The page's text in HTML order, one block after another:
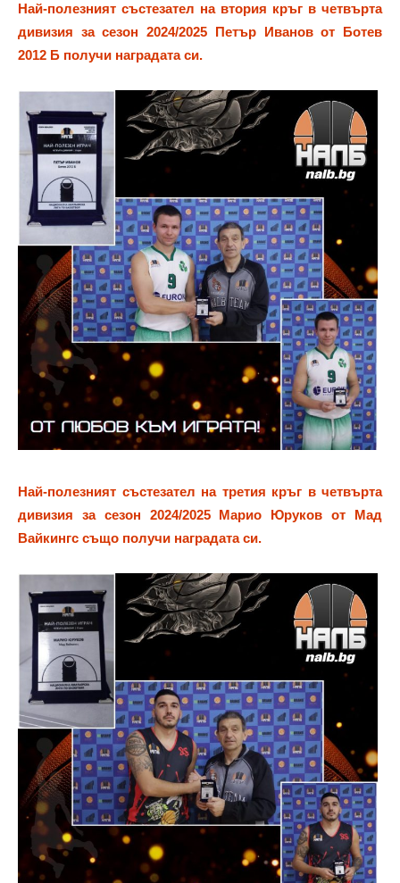
Най-полезният състезател на втория кръг в четвърта
дивизия за сезон 2024/2025 Петър Иванов от Ботев
2012 Б получи наградата си.
Най-полезният състезател на третия кръг в четвърта
дивизия за сезон 2024/2025 Марио Юруков от Мад
Вайкингс също получи наградата си.